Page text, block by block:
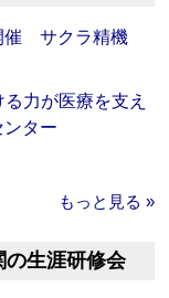
催 サクラ精機
力が医療を支え
ター
もっと見る »
の生涯研修会